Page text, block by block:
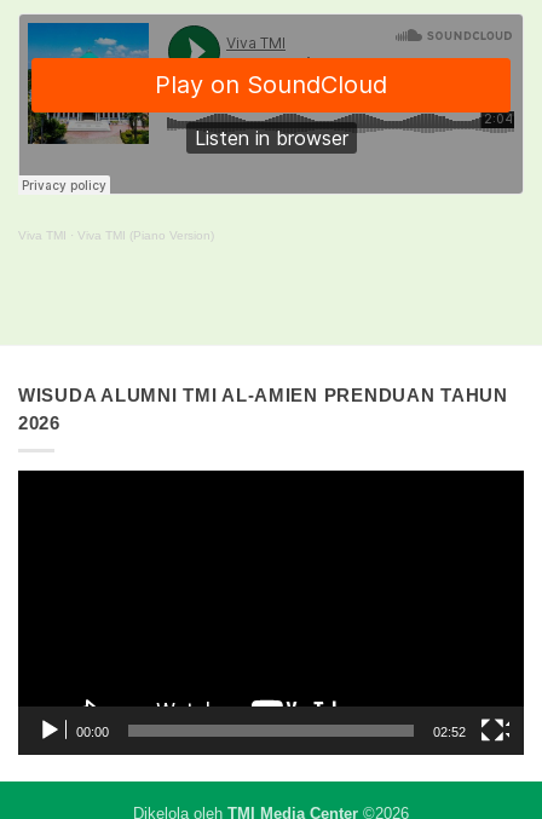
Viva TMI · Viva TMI (Piano Version)
WISUDA ALUMNI TMI AL-AMIEN PRENDUAN TAHUN
2026
00:00 02:52
Dikelola oleh TMI Media Center ©2026